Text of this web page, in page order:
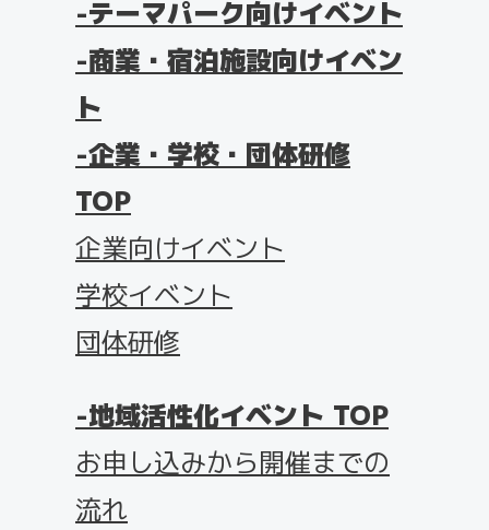
テーマパーク向けイベント
商業・宿泊施設向けイベン
ト
企業・学校・団体研修
TOP
企業向けイベント
学校イベント
団体研修
地域活性化イベント TOP
お申し込みから開催までの
流れ